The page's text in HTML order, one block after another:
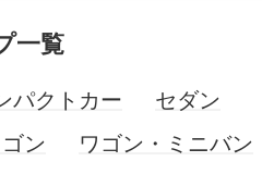
一覧
パクトカー
セダン
ン
ワゴン・ミニバン